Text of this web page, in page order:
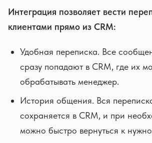
Интеграция позволяет вести
клиентами прямо из CRM:
Удобная переписка. Все
сразу попадают в CRM, где их
обрабатывать менеджер.
История общения. Вся
сохраняется в CRM, и при
можно быстро вернуться к